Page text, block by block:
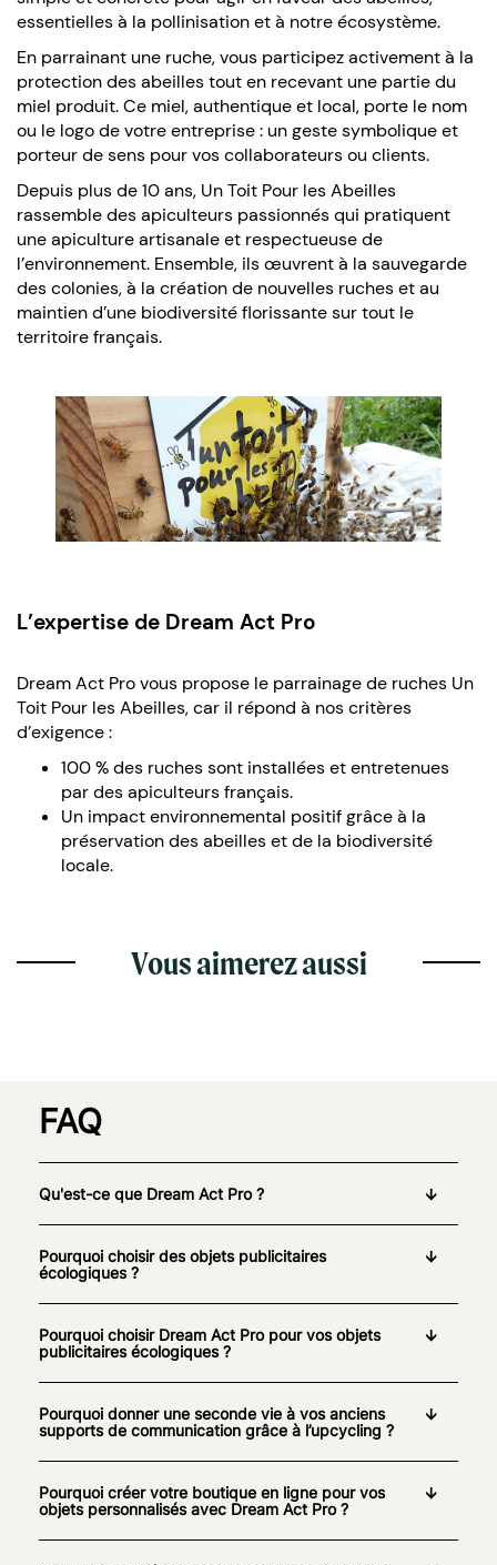
essentielles à la pollinisation et à notre écosystème.
En parrainant une ruche, vous participez activement à la
protection des abeilles tout en recevant une partie du
miel produit. Ce miel, authentique et local, porte le nom
ou le logo de votre entreprise : un geste symbolique et
porteur de sens pour vos collaborateurs ou clients.
Depuis plus de 10 ans, Un Toit Pour les Abeilles
rassemble des apiculteurs passionnés qui pratiquent
une apiculture artisanale et respectueuse de
l’environnement. Ensemble, ils œuvrent à la sauvegarde
des colonies, à la création de nouvelles ruches et au
maintien d’une biodiversité florissante sur tout le
territoire français.
L’expertise de Dream Act Pro
Dream Act Pro vous propose le parrainage de ruches Un
Toit Pour les Abeilles, car il répond à nos critères
d’exigence :
100 % des ruches sont installées et entretenues
par des apiculteurs français.
Un impact environnemental positif grâce à la
préservation des abeilles et de la biodiversité
locale.
Vous aimerez aussi
FAQ
Qu'est-ce que Dream Act Pro ?
Pourquoi choisir des objets publicitaires
écologiques ?
Pourquoi choisir Dream Act Pro pour vos objets
publicitaires écologiques ?
Pourquoi donner une seconde vie à vos anciens
supports de communication grâce à l’upcycling ?
Pourquoi créer votre boutique en ligne pour vos
objets personnalisés avec Dream Act Pro ?